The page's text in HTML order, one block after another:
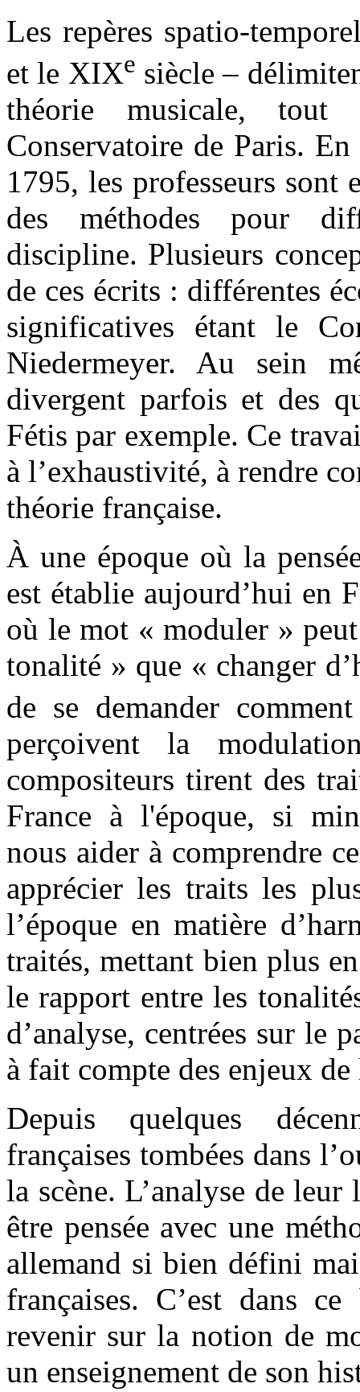
Les repères spatio-
et le XIXe siècle –
théorie musicale, tout
Conservatoire de Paris.
1795, les professeurs sont
des méthodes pour
discipline. Plusieurs
de ces écrits : différentes
significatives étant le
Niedermeyer. Au sein
divergent parfois et des
Fétis par exemple. Ce
à l’exhaustivité, à rendre
théorie française.
À une époque où la
est établie aujourd’hui en
où le mot « moduler »
tonalité » que « changer
de se demander
perçoivent la
compositeurs tirent des
France à l'époque, si
nous aider à comprendre
apprécier les traits les
l’époque en matière
traités, mettant bien plus
le rapport entre les
d’analyse, centrées sur le
à fait compte des enjeux
Depuis quelques
françaises tombées dans
la scène. L’analyse de
être pensée avec une
allemand si bien défini
françaises. C’est dans
revenir sur la notion de
un enseignement de son